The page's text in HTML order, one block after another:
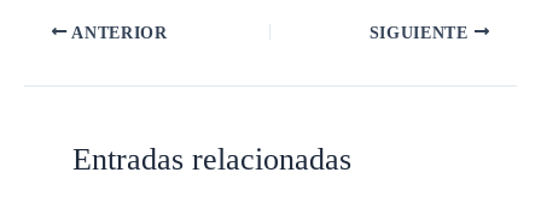
ANTERIOR SIGUIENTE
Entradas relacionadas